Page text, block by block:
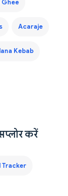
Ghee
Acaraje
Kebab
करें
Tracker